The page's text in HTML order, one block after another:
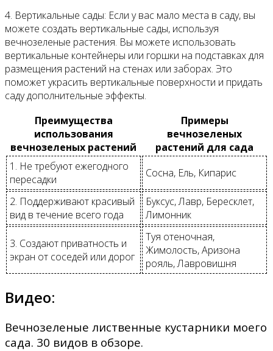
4. Вертикальные сады: Если у вас мало места в саду, вы
можете создать вертикальные сады, используя
вечнозеленые растения. Вы можете использовать
вертикальные контейнеры или горшки на подставках для
размещения растений на стенах или заборах. Это
поможет украсить вертикальные поверхности и придать
саду дополнительные эффекты.
Преимущества
использования
вечнозеленых растений
Примеры
вечнозеленых
растений для сада
1. Не требуют ежегодного
пересадки
Сосна, Ель, Кипарис
2. Поддерживают красивый
вид в течение всего года
Буксус, Лавр, Бересклет,
Лимонник
3. Создают приватность и
экран от соседей или дорог
Туя отеночная,
Жимолость, Аризона
рояль, Лавровишня
Видео:
Вечнозеленые лиственные кустарники моего
сада. 30 видов в обзоре.